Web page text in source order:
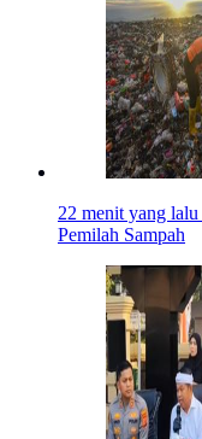
22 menit yang lalu
Pemilah Sampah